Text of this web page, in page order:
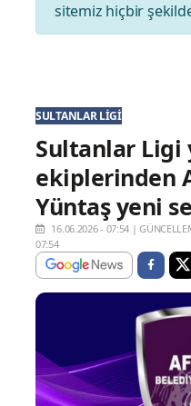
sitemiz hiçbir
SULTANLAR LIGI
Sultanlar Ligi
ekiplerinden
Yüntaş yeni
16.06.2026 - 07:54 |
07:54